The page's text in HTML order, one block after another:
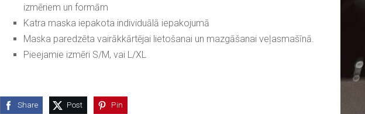
izmēriem un formām
Katra maska iepakota individuālā iepakojumā
Maska paredzēta vairākkārtējai lietošanai un mazgāšanai veļasmašīnā.
Pieejamie izmēri S/M, vai L/XL
Share Post Pin